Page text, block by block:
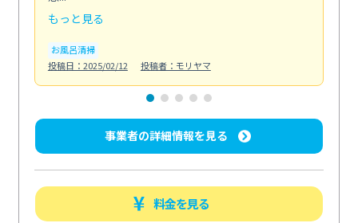
もっと見る
お風呂清掃
投稿日：2025/02/12
投稿者：モリヤマ
事業者の詳細情報を見る
料金を見る